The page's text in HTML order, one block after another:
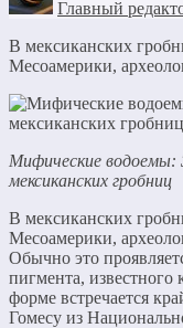
Главный
В мексиканских
Месоамерики,
Мифические водоемы:
мексиканских гробниц
В мексиканских
Месоамерики,
Обычно это
пигмента, известного
форме встречается
Гомесу из